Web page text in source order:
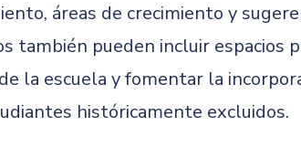
áreas de crecimiento y
también pueden incluir espacios
la escuela y fomentar la
históricamente excluidos.